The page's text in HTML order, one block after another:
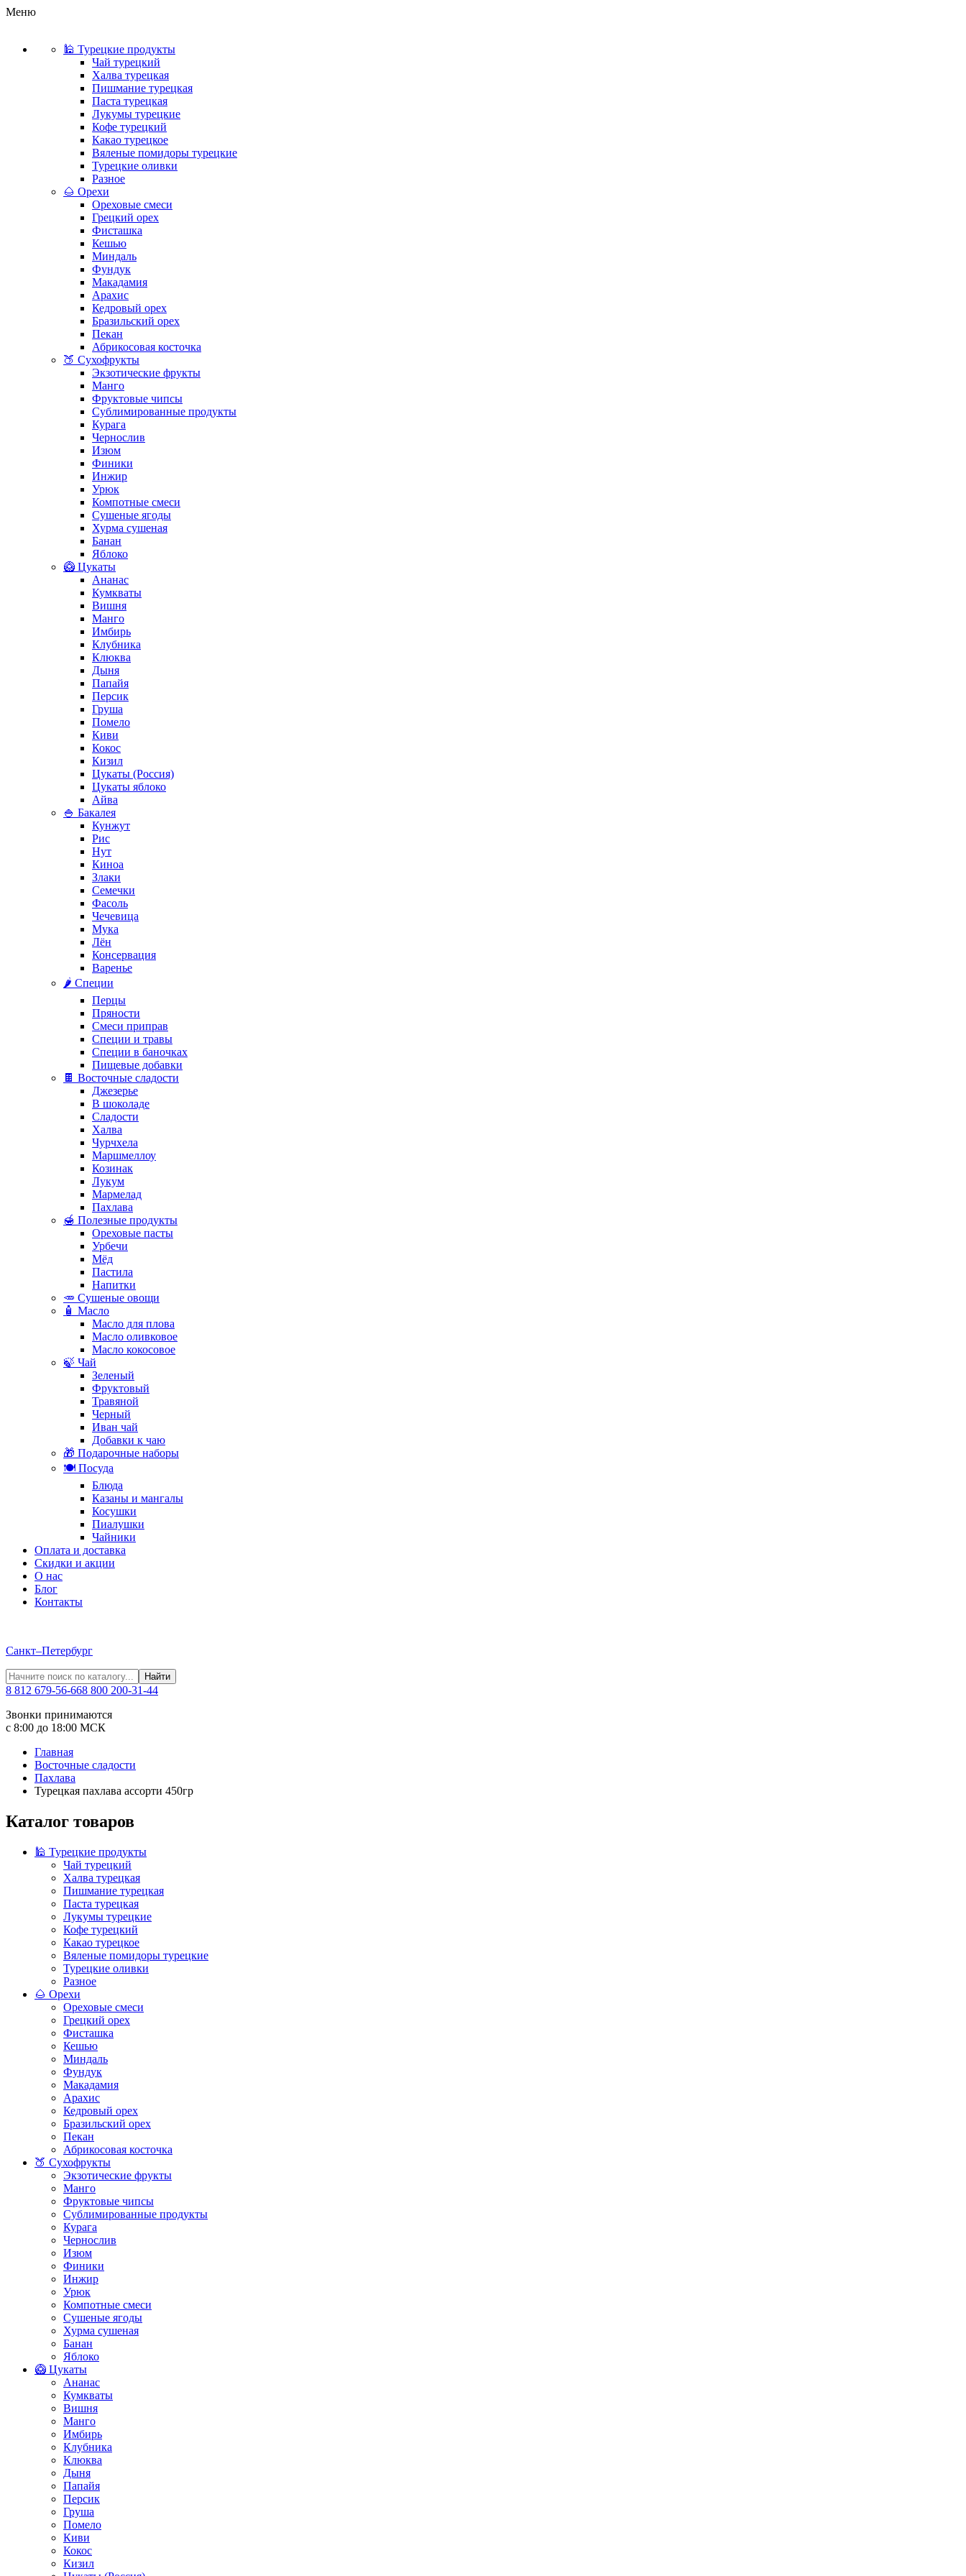
Меню
🕌 Турецкие продукты
Чай турецкий
Халва турецкая
Пишмание турецкая
Паста турецкая
Лукумы турецкие
Кофе турецкий
Какао турецкое
Вяленые помидоры турецкие
Турецкие оливки
Разное
🌰 Орехи
Ореховые смеси
Грецкий орех
Фисташка
Кешью
Миндаль
Фундук
Макадамия
Арахис
Кедровый орех
Бразильский орех
Пекан
Абрикосовая косточка
🍑 Сухофрукты
Экзотические фрукты
Манго
Фруктовые чипсы
Сублимированные продукты
Курага
Чернослив
Изюм
Финики
Инжир
Урюк
Компотные смеси
Сушеные ягоды
Хурма сушеная
Банан
Яблоко
🥝 Цукаты
Ананас
Кумкваты
Вишня
Манго
Имбирь
Клубника
Клюква
Дыня
Папайя
Персик
Груша
Помело
Киви
Кокос
Кизил
Цукаты (Россия)
Цукаты яблоко
Айва
🍚 Бакалея
Кунжут
Рис
Нут
Киноа
Злаки
Семечки
Фасоль
Чечевица
Мука
Лён
Консервация
Варенье
🌶️ Специи
Перцы
Пряности
Смеси приправ
Специи и травы
Специи в баночках
Пищевые добавки
🍫 Восточные сладости
Джезерье
В шоколаде
Сладости
Халва
Чурчхела
Маршмеллоу
Козинак
Лукум
Мармелад
Пахлава
🍯 Полезные продукты
Ореховые пасты
Урбечи
Мёд
Пастила
Напитки
🥕 Сушеные овощи
🧴 Масло
Масло для плова
Масло оливковое
Масло кокосовое
🍃 Чай
Зеленый
Фруктовый
Травяной
Черный
Иван чай
Добавки к чаю
🎁 Подарочные наборы
🍽️ Посуда
Блюда
Казаны и мангалы
Косушки
Пиалушки
Чайники
Оплата и доставка
Скидки и акции
О нас
Блог
Контакты
Санкт–Петербург
Найти
8 812 679-56-668 800 200-31-44
Звонки принимаются
с 8:00 до 18:00 МСК
Главная
Восточные сладости
Пахлава
Турецкая пахлава ассорти 450гр
Каталог товаров
🕌 Турецкие продукты
Чай турецкий
Халва турецкая
Пишмание турецкая
Паста турецкая
Лукумы турецкие
Кофе турецкий
Какао турецкое
Вяленые помидоры турецкие
Турецкие оливки
Разное
🌰 Орехи
Ореховые смеси
Грецкий орех
Фисташка
Кешью
Миндаль
Фундук
Макадамия
Арахис
Кедровый орех
Бразильский орех
Пекан
Абрикосовая косточка
🍑 Сухофрукты
Экзотические фрукты
Манго
Фруктовые чипсы
Сублимированные продукты
Курага
Чернослив
Изюм
Финики
Инжир
Урюк
Компотные смеси
Сушеные ягоды
Хурма сушеная
Банан
Яблоко
🥝 Цукаты
Ананас
Кумкваты
Вишня
Манго
Имбирь
Клубника
Клюква
Дыня
Папайя
Персик
Груша
Помело
Киви
Кокос
Кизил